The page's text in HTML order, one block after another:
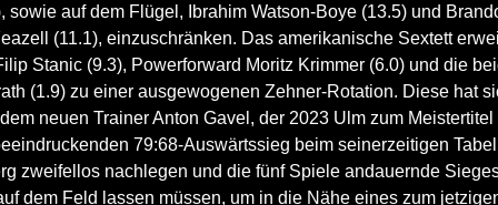
sowie auf dem Flügel, Ibrahim Watson-Boye (13.5) und
(11.1), einzuschränken. Das amerikanische Sextett
Stanic (9.3), Powerforward Moritz Krimmer (6.0) und die
(1.9) zu einer ausgewogenen Zehner-Rotation. Diese hat
neuen Trainer Anton Gavel, der 2023 Ulm zum
79:68-Auswärtssieg beim seinerzeitigen
zweifellos nachlegen und die fünf Spiele andauernde
dem Feld lassen müssen, um in die Nähe eines zum